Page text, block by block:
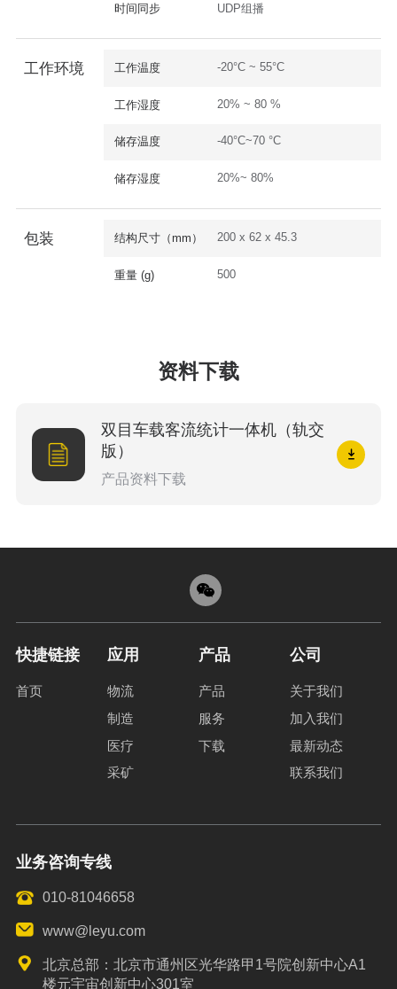
时间同步 UDP组播
工作环境 工作温度 -20°C ~ 55°C
工作湿度 20% ~ 80 %
储存温度 -40°C~70 °C
储存湿度 20%~ 80%
包装 结构尺寸（mm） 200 x 62 x 45.3
重量 (g) 500
资料下载
双目车载客流统计一体机（轨交
版）
产品资料下载
快捷链接
首页
应用
物流
制造
医疗
采矿
产品
产品
服务
下载
公司
关于我们
加入我们
最新动态
联系我们
业务咨询专线
010-81046658
www@leyu.com
北京总部：北京市通州区光华路甲1号院创新中心A1
楼元宇宙创新中心301室